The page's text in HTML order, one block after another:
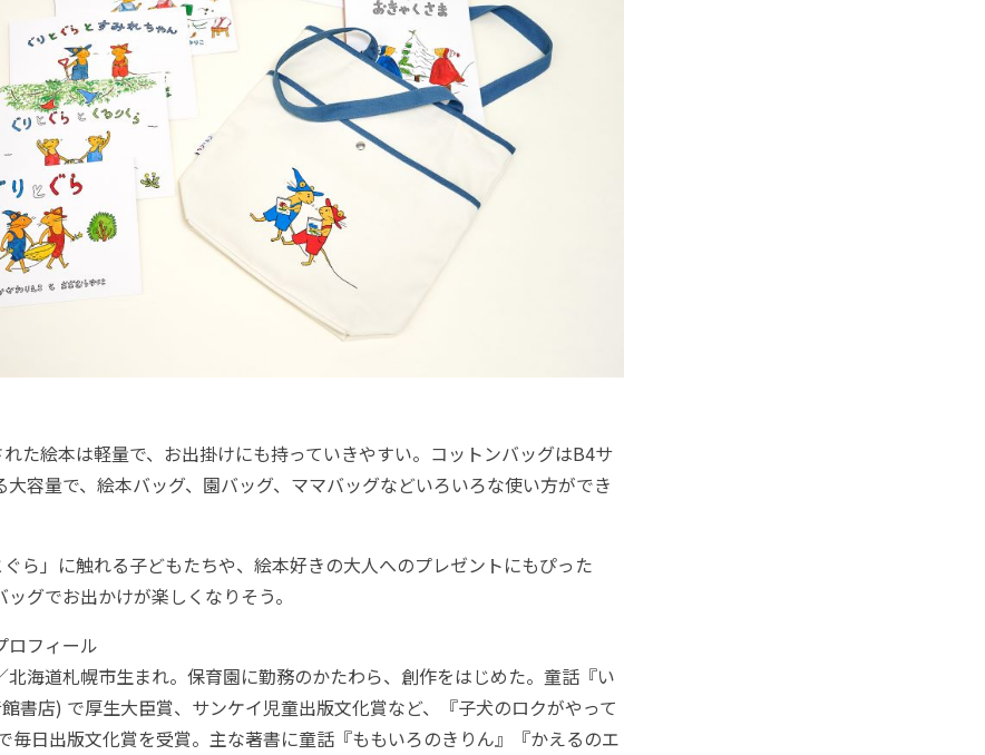
た絵本は軽量で、お出掛けにも持っていきやすい。コットンバッグはB4サ
大容量で、絵本バッグ、園バッグ、ママバッグなどいろいろな使い方ができ
ら」に触れる子どもたちや、絵本好きの大人へのプレゼントにもぴった
グでお出かけが楽しくなりそう。
フィール
北海道札幌市生まれ。保育園に勤務のかたわら、創作をはじめた。童話『い
書店) で厚生大臣賞、サンケイ児童出版文化賞など、『子犬のロクがやって
毎日出版文化賞を受賞。主な著書に童話『ももいろのきりん』『かえるのエ